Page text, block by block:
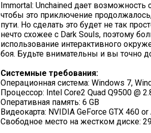
Immortal: Unchained дает
чтобы это приключение
пути. Но сделать это будет не так
нечто схожее с Dark Souls, поэтому
использование интерактивного
боя. Будьте внимательны и вы точно
Системные требования:
Операционная система: Windows 7,
Процессор: Intel Core2 Quad Q9500 @
Оперативная память: 6 GB
Видеокарта: NVIDIA GeForce GTX 460
Свободное место на жестком диске: